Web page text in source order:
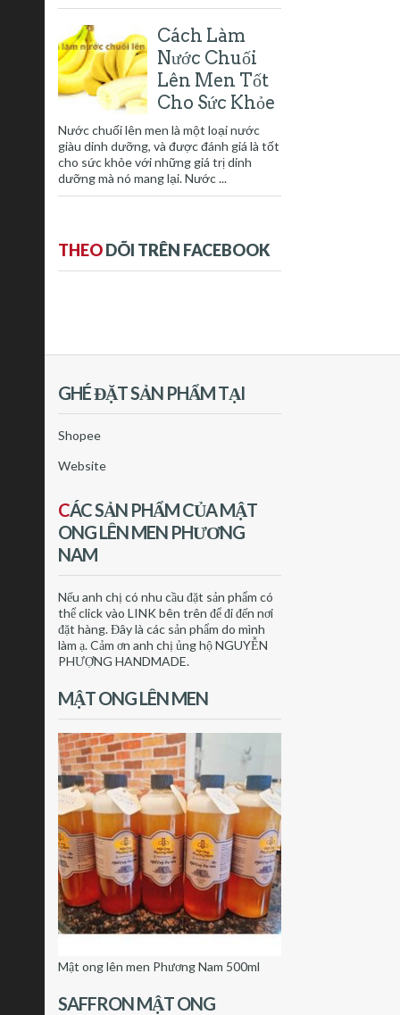
Cách Làm
Nước Chuối
Lên Men Tốt
Cho Sức Khỏe
Nước chuối lên men là một loại nước
giàu dinh dưỡng, và được đánh giá là tốt
cho sức khỏe với những giá trị dinh
dưỡng mà nó mang lại. Nước ...
THEODÕI TRÊN FACEBOOK
GHÉ ĐẶT SẢN PHẨM TẠI
Shopee
Website
CÁC SẢN PHẨM CỦA MẬT
ONG LÊN MEN PHƯƠNG
NAM
Nếu anh chị có nhu cầu đặt sản phẩm có
thể click vào LINK bên trên để đi đến nơi
đặt hàng. Đây là các sản phẩm do mình
làm ạ. Cảm ơn anh chị ủng hộ NGUYỄN
PHƯỢNG HANDMADE.
MẬT ONG LÊN MEN
Mật ong lên men Phương Nam 500ml
SAFFRON MẬT ONG